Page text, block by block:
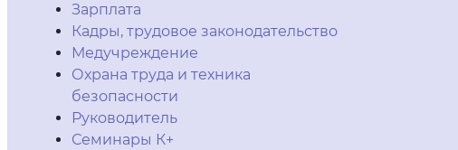
Зарплата
Кадры, трудовое законодательство
Медучреждение
Охрана труда и техника
безопасности
Руководитель
Семинары К+